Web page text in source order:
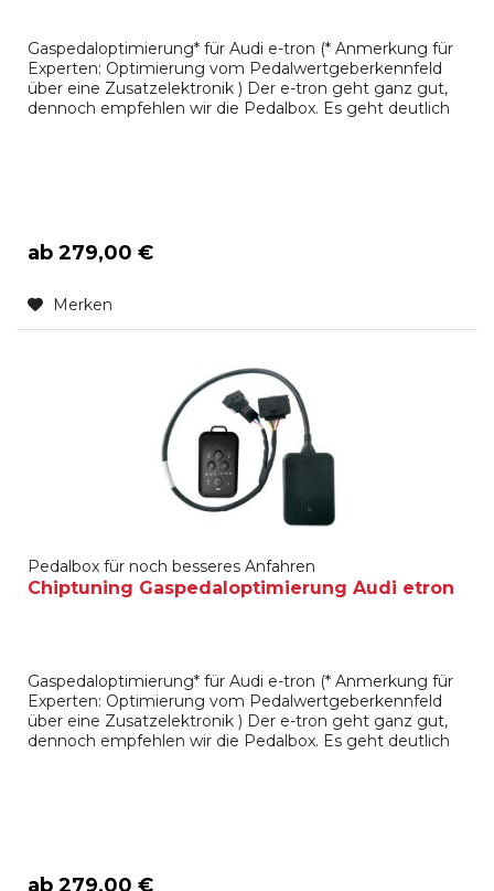
Gaspedaloptimierung* für Audi e-tron (* Anmerkung für
Experten: Optimierung vom Pedalwertgeberkennfeld
über eine Zusatzelektronik ) Der e-tron geht ganz gut,
dennoch empfehlen wir die Pedalbox. Es geht deutlich
ab 279,00 €
Merken
Pedalbox für noch besseres Anfahren
Chiptuning Gaspedaloptimierung Audi etron
Gaspedaloptimierung* für Audi e-tron (* Anmerkung für
Experten: Optimierung vom Pedalwertgeberkennfeld
über eine Zusatzelektronik ) Der e-tron geht ganz gut,
dennoch empfehlen wir die Pedalbox. Es geht deutlich
ab 279,00 €